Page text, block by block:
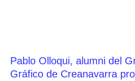
Pablo Olloqui, alumni del
Gráfico de Creanavarra